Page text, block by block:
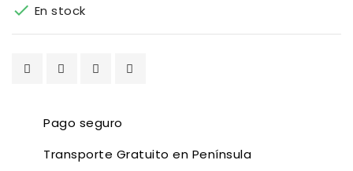
 En stock
Pago seguro
Transporte Gratuito en Península